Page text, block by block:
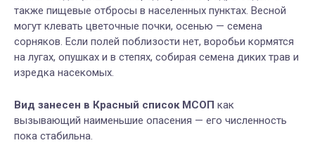
также пищевые отбросы в населенных пунктах. Весной
могут клевать цветочные почки, осенью — семена
сорняков. Если полей поблизости нет, воробьи кормятся
на лугах, опушках и в степях, собирая семена диких трав и
изредка насекомых.
Вид занесен в Красный список МСОП как
вызывающий наименьшие опасения — его численность
пока стабильна.